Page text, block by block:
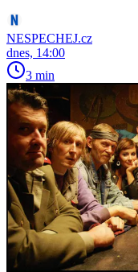
NESPECHEJ.cz
dnes, 14:00
3 min